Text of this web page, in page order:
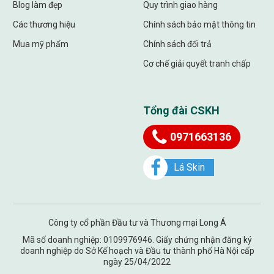
Blog làm đẹp
Các thương hiệu
Mua mỹ phẩm
Quy trình giao hàng
Chính sách bảo mật thông tin
Chính sách đổi trả
Cơ chế giải quyết tranh chấp
Tổng đài CSKH
0971663136
Lá Skin
Công ty cổ phần Đầu tư và Thương mại Long Á
Mã số doanh nghiệp: 0109976946. Giấy chứng nhận đăng ký
doanh nghiệp do Sở Kế hoạch và Đầu tư thành phố Hà Nội cấp
ngày 25/04/2022